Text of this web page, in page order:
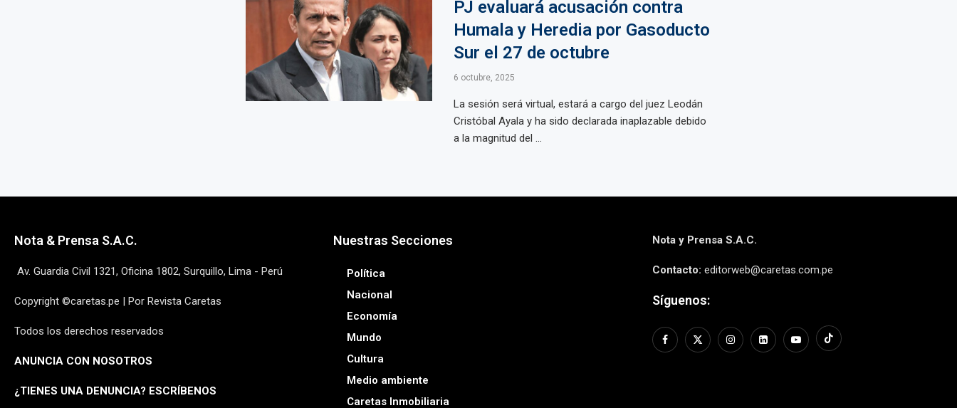
PJ evaluará acusación contra
Humala y Heredia por Gasoducto
Sur el 27 de octubre
6 octubre, 2025
La sesión será virtual, estará a cargo del juez Leodán
Cristóbal Ayala y ha sido declarada inaplazable debido
a la magnitud del ...
Nota & Prensa S.A.C.
Av. Guardia Civil 1321, Oficina 1802, Surquillo, Lima - Perú
Copyright ©caretas.pe | Por Revista Caretas
Todos los derechos reservados
ANUNCIA CON NOSOTROS
¿TIENES UNA DENUNCIA? ESCRÍBENOS
Nuestras Secciones
Política
Nacional
Economía
Mundo
Cultura
Medio ambiente
Caretas Inmobiliaria
Nota y Prensa S.A.C.
Contacto: editorweb@caretas.com.pe
Síguenos: